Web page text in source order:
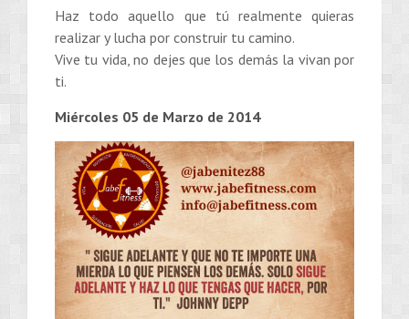
Haz todo aquello que tú realmente quieras
realizar y lucha por construir tu camino.
Vive tu vida, no dejes que los demás la vivan por
ti.
Miércoles 05 de Marzo de 2014